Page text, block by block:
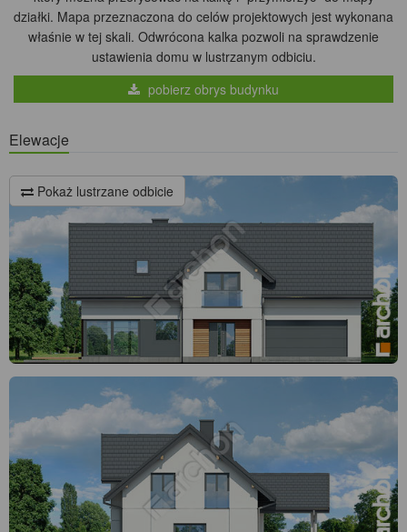
działki. Mapa przeznaczona do celów projektowych jest wykonana
właśnie w tej skali. Odwrócona kalka pozwoli na sprawdzenie
ustawienia domu w lustrzanym odbiciu.
pobierz obrys budynku
Elewacje
Pokaż lustrzane odbicie